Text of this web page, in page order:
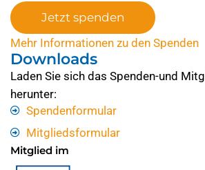
Jetzt spenden
Mehr Informationen zu den Spenden
Downloads
Laden Sie sich das Spenden-und
herunter:
Spendenformular
Mitgliedsformular
Mitglied im